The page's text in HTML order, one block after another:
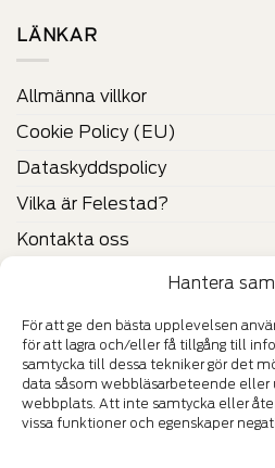
Hantera
För att ge den bästa upplevelsen
för att lagra och/eller få tillgång till
samtycka till dessa tekniker gör det
data såsom webbläsarbeteende eller
webbplats. Att inte samtycka eller
vissa funktioner och egenskaper
LÄNKAR
Allmänna villkor
Cookie Policy (EU)
Dataskyddspolicy
Vilka är Felestad?
Kontakta oss
CERTIFIKAT &